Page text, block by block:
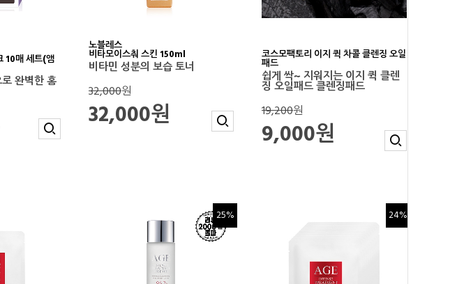
10매 세트(앰
완벽한 홈
노블레스
비타모이스춰 스킨 150ml
비타민 성분의 보습 토너
32,000원
32,000원
코스모팩토리 이지 퀵 차콜 클렌징 오일
패드
쉽게 싹~ 지워지는 이지 퀵 클렌
징 오일패드 클렌징패드
19,200원
9,000원
25% 24%